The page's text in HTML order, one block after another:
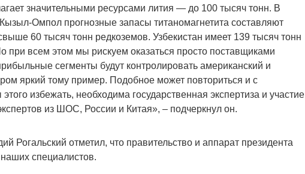
значительными ресурсами лития — до 100 тысяч тонн. В
Омпол прогнозные запасы титаномагнетита составляют
60 тысяч тонн редкоземов. Узбекистан имеет 139 тысяч тонн
при всем этом мы рискуем оказаться просто поставщиками
сегменты будут контролировать американский и
яркий тому пример. Подобное может повториться и с
избежать, необходима государственная экспертиза и участие
из ШОС, России и Китая», – подчеркнул он.
Рогальский отметил, что правительство и аппарат президента
специалистов.